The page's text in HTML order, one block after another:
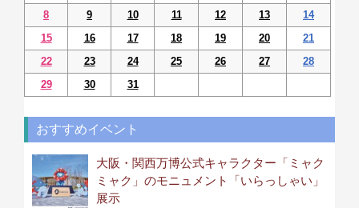
8
9 10 11 12 13
14
15
16 17 18 19 20
21
22
23 24 25 26 27
28
29
30 31
おすすめイベント
大阪・関西万博公式キャラクター「ミャク
ミャク」のモニュメント「いらっしゃい」
展示